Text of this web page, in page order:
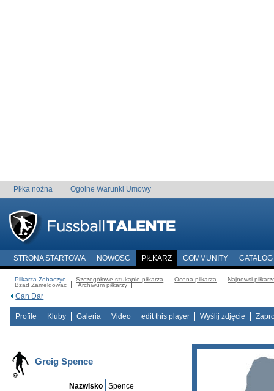
Piłka nożna Ogolne Warunki Umowy
STRONA STARTOWA NOWOSC PIŁKARZ COMMUNITY CATALOG
Piłkarza Zobaczyc Szczegółowe szukanie piłkarza Ocena piłkarza
Najnowsi
Bzad Zameldowac
Archiwum piłkarzy
Can Dar
Profile Kluby Galeria Video edit this player Wyślij zdjęcie
Greig Spence
Nazwisko
Spence